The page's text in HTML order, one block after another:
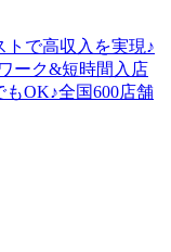
トで高収入を実現♪
ーク&短時間入店
OK♪全国600店舗